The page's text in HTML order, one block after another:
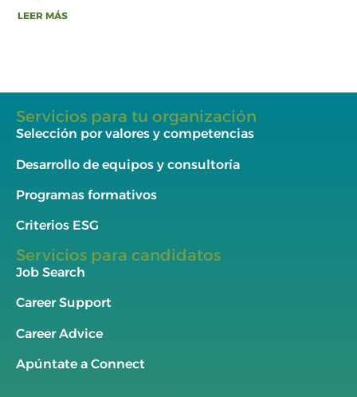
LEER MÁS
Servicios para tu organización
Selección por valores y competencias
Desarrollo de equipos y consultoría
Programas formativos
Criterios ESG
Servicios para candidatos
Job Search
Career Support
Career Advice
Apúntate a Connect